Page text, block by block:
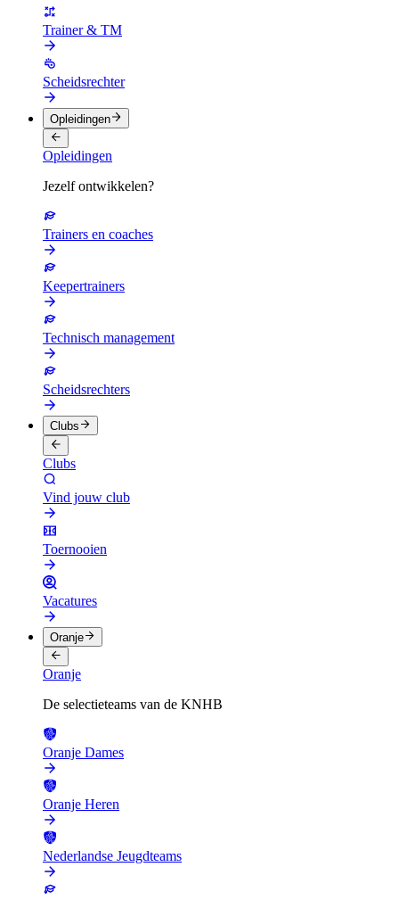
Trainer & TM
Scheidsrechter
Opleidingen
Opleidingen
Jezelf ontwikkelen?
Trainers en coaches
Keepertrainers
Technisch management
Scheidsrechters
Clubs
Clubs
Vind jouw club
Toernooien
Vacatures
Oranje
Oranje
De selectieteams van de KNHB
Oranje Dames
Oranje Heren
Nederlandse Jeugdteams